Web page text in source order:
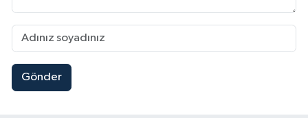
Gönder